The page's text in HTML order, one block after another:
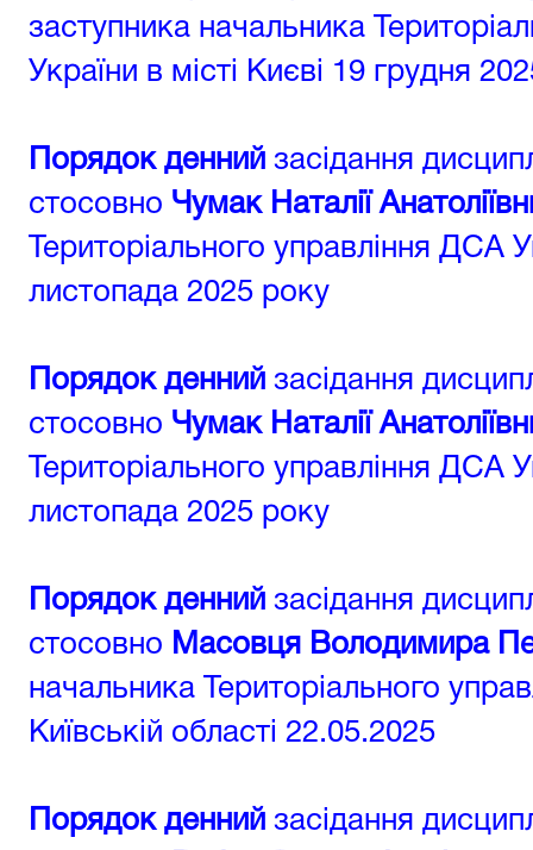
заступника начальника
України в місті Києві 19 грудня
Порядок денний засідання
стосовно Чумак Наталії
Територіального управління ДСА
листопада 2025 року
Порядок денний засідання
стосовно Чумак Наталії
Територіального управління ДСА
листопада 2025 року
Порядок денний засідання
стосовно Масовця Володимира
начальника Територіального
Київській області 22.05.2025
Порядок денний засідання